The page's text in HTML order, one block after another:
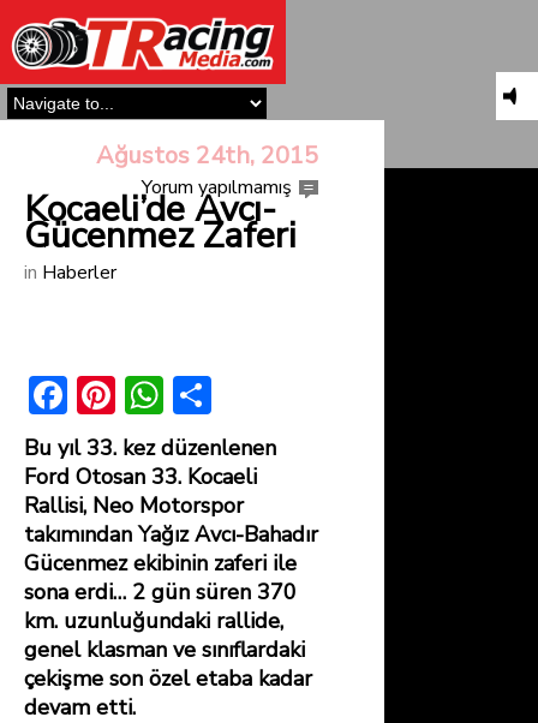
Ağustos 24th, 2015
Yorum yapılmamış
Kocaeli’de Avcı-
Gücenmez Zaferi
in Haberler
F
ac
e
b
o
ok
Pi
nt
er
e
st
W
h
at
s
A
p
p
h
ar
e
Bu yıl 33. kez düzenlenen
Ford Otosan 33. Kocaeli
Rallisi, Neo Motorspor
takımından Yağız Avcı-Bahadır
Gücenmez ekibinin zaferi ile
sona erdi… 2 gün süren 370
km. uzunluğundaki rallide,
genel klasman ve sınıflardaki
çekişme son özel etaba kadar
devam etti.